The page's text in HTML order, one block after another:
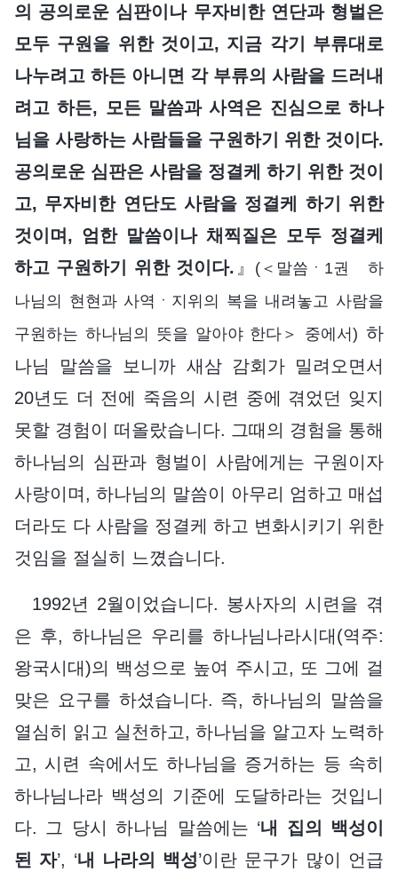
의 공의로운 심판이나 무자비한 연단과 형벌은
모두 구원을 위한 것이고, 지금 각기 부류대로
나누려고 하든 아니면 각 부류의 사람을 드러내
려고 하든, 모든 말씀과 사역은 진심으로 하나
님을 사랑하는 사람들을 구원하기 위한 것이다.
공의로운 심판은 사람을 정결케 하기 위한 것이
고, 무자비한 연단도 사람을 정결케 하기 위한
것이며, 엄한 말씀이나 채찍질은 모두 정결케
하고 구원하기 위한 것이다. 』 (＜말씀ㆍ1권 하
나님의 현현과 사역ㆍ지위의 복을 내려놓고 사람을
구원하는 하나님의 뜻을 알아야 한다＞ 중에서) 하
나님 말씀을 보니까 새삼 감회가 밀려오면서
20년도 더 전에 죽음의 시련 중에 겪었던 잊지
못할 경험이 떠올랐습니다. 그때의 경험을 통해
하나님의 심판과 형벌이 사람에게는 구원이자
사랑이며, 하나님의 말씀이 아무리 엄하고 매섭
더라도 다 사람을 정결케 하고 변화시키기 위한
것임을 절실히 느꼈습니다.
1992년 2월이었습니다. 봉사자의 시련을 겪
은 후, 하나님은 우리를 하나님나라시대(역주:
왕국시대)의 백성으로 높여 주시고, 또 그에 걸
맞은 요구를 하셨습니다. 즉, 하나님의 말씀을
열심히 읽고 실천하고, 하나님을 알고자 노력하
고, 시련 속에서도 하나님을 증거하는 등 속히
하나님나라 백성의 기준에 도달하라는 것입니
다. 그 당시 하나님 말씀에는 ‘내 집의 백성이
된 자’, ‘내 나라의 백성’이란 문구가 많이 언급